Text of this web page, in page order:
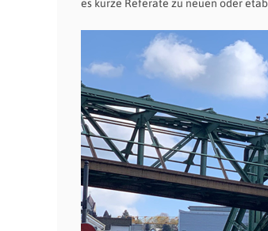
es kurze Referate zu neuen oder